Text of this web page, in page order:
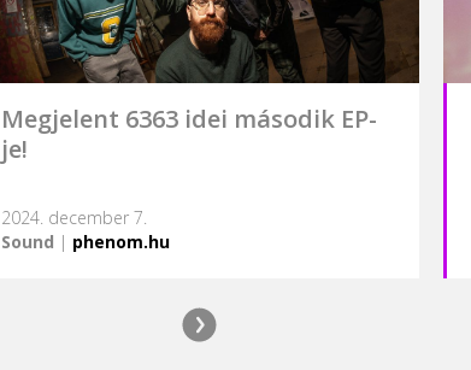
Megjelent 6363 idei második EP-
je!
2024. december 7.
Sound | phenom.hu